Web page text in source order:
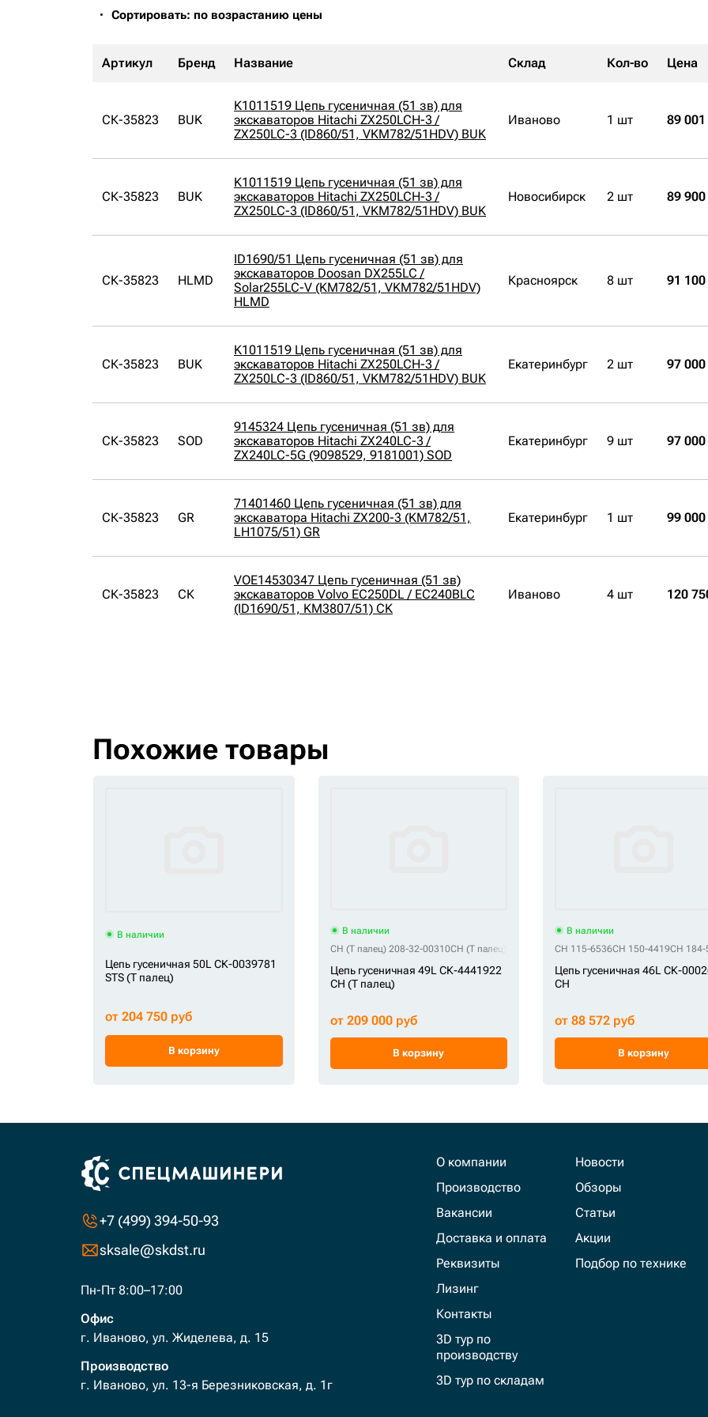
Сортировать: по возрастанию цены
Артикул Бренд Название Склад Кол-во Цена
СК-35823 BUK
K1011519 Цепь гусеничная (51 зв) для
экскаваторов Hitachi ZX250LCH-3 /
ZX250LC-3 (ID860/51, VKM782/51HDV) BUK
Иваново 1 шт 89 001
СК-35823 BUK
K1011519 Цепь гусеничная (51 зв) для
экскаваторов Hitachi ZX250LCH-3 /
ZX250LC-3 (ID860/51, VKM782/51HDV) BUK
Новосибирск 2 шт 89 900
СК-35823 HLMD
ID1690/51 Цепь гусеничная (51 зв) для
экскаваторов Doosan DX255LC /
Solar255LC-V (KM782/51, VKM782/51HDV)
HLMD
Красноярск 8 шт 91 100
СК-35823 BUK
K1011519 Цепь гусеничная (51 зв) для
экскаваторов Hitachi ZX250LCH-3 /
ZX250LC-3 (ID860/51, VKM782/51HDV) BUK
Екатеринбург 2 шт 97 000
СК-35823 SOD
9145324 Цепь гусеничная (51 зв) для
экскаваторов Hitachi ZX240LC-3 /
ZX240LC-5G (9098529, 9181001) SOD
Екатеринбург 9 шт 97 000
СК-35823 GR
71401460 Цепь гусеничная (51 зв) для
экскаватора Hitachi ZX200-3 (KM782/51,
LH1075/51) GR
Екатеринбург 1 шт 99 000
СК-35823 СК
VOE14530347 Цепь гусеничная (51 зв)
экскаваторов Volvo EC250DL / EC240BLC
(ID1690/51, KM3807/51) CK
Иваново 4 шт 120
Похожие товары
В наличии
Цепь гусеничная 50L СК-0039781
STS (Т палец)
от 204 750 руб
В корзину
В наличии
CH (Т палец) 208-32-00310CH (Т палец) 208-32-00311 CH (Т палец) 208-32-00330CH
Цепь гусеничная 49L СК-4441922
CH (Т палец)
от 209 000 руб
В корзину
В наличии
CH 115-6536CH 150-4419CH 184-
Цепь гусеничная 46L СК-
CH
от 88 572 руб
В корзину
+7 (499) 394-50-93
sksale@skdst.ru
Пн-Пт 8:00–17:00
Офис
г. Иваново, ул. Жиделева, д. 15
Производство
г. Иваново, ул. 13-я Березниковская, д. 1г
О компании
Производство
Вакансии
Доставка и оплата
Реквизиты
Лизинг
Контакты
3D тур по
производству
3D тур по складам
Новости
Обзоры
Статьи
Акции
Подбор по технике